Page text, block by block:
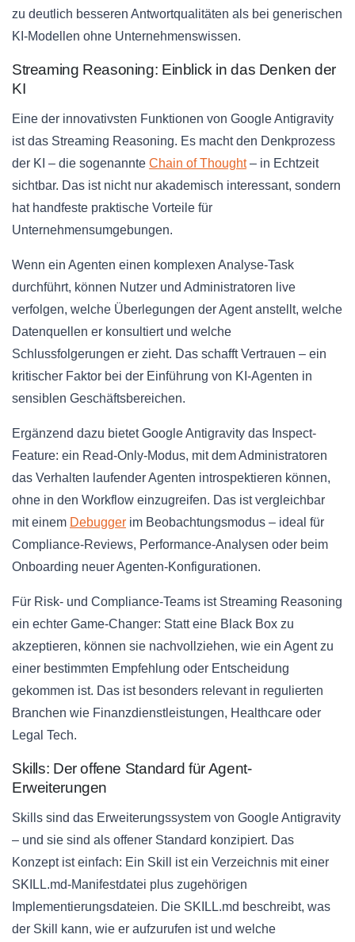
zu deutlich besseren Antwortqualitäten als bei generischen
KI-Modellen ohne Unternehmenswissen.
Streaming Reasoning: Einblick in das Denken der
KI
Eine der innovativsten Funktionen von Google Antigravity
ist das Streaming Reasoning. Es macht den Denkprozess
der KI – die sogenannte Chain of Thought– in Echtzeit
sichtbar. Das ist nicht nur akademisch interessant, sondern
hat handfeste praktische Vorteile für
Unternehmensumgebungen.
Wenn ein Agenten einen komplexen Analyse-Task
durchführt, können Nutzer und Administratoren live
verfolgen, welche Überlegungen der Agent anstellt, welche
Datenquellen er konsultiert und welche
Schlussfolgerungen er zieht. Das schafft Vertrauen – ein
kritischer Faktor bei der Einführung von KI-Agenten in
sensiblen Geschäftsbereichen.
Ergänzend dazu bietet Google Antigravity das Inspect-
Feature: ein Read-Only-Modus, mit dem Administratoren
das Verhalten laufender Agenten introspektieren können,
ohne in den Workflow einzugreifen. Das ist vergleichbar
mit einem Debugger im Beobachtungsmodus – ideal für
Compliance-Reviews, Performance-Analysen oder beim
Onboarding neuer Agenten-Konfigurationen.
Für Risk- und Compliance-Teams ist Streaming Reasoning
ein echter Game-Changer: Statt eine Black Box zu
akzeptieren, können sie nachvollziehen, wie ein Agent zu
einer bestimmten Empfehlung oder Entscheidung
gekommen ist. Das ist besonders relevant in regulierten
Branchen wie Finanzdienstleistungen, Healthcare oder
Legal Tech.
Skills: Der offene Standard für Agent-
Erweiterungen
Skills sind das Erweiterungssystem von Google Antigravity
– und sie sind als offener Standard konzipiert. Das
Konzept ist einfach: Ein Skill ist ein Verzeichnis mit einer
SKILL.md-Manifestdatei plus zugehörigen
Implementierungsdateien. Die SKILL.md beschreibt, was
der Skill kann, wie er aufzurufen ist und welche